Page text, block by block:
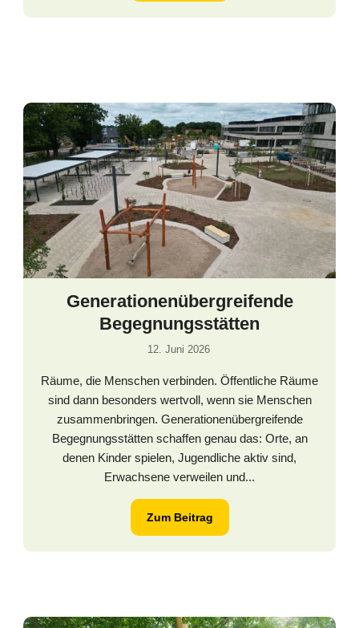
Generationenübergreifende
Begegnungsstätten
12. Juni 2026
Räume, die Menschen verbinden. Öffentliche Räume
sind dann besonders wertvoll, wenn sie Menschen
zusammenbringen. Generationenübergreifende
Begegnungsstätten schaffen genau das: Orte, an
denen Kinder spielen, Jugendliche aktiv sind,
Erwachsene verweilen und...
Zum Beitrag